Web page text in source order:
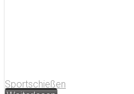
Sportschießen